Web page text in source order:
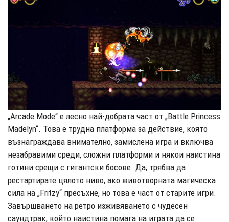
„Arcade Mode“ е лесно най-добрата част от „Battle Princess
Madelyn“. Това е трудна платформа за действие, която
възнаграждава внимателно, замислена игра и включва
незабравими среди, сложни платформи и някои наистина
готини срещи с гигантски босове. Да, трябва да
рестартирате цялото ниво, ако животворната магическа
сила на „Fritzy“ пресъхне, но това е част от старите игри.
Завършването на ретро изживяването с чудесен
саундтрак, който наистина помага на играта да се